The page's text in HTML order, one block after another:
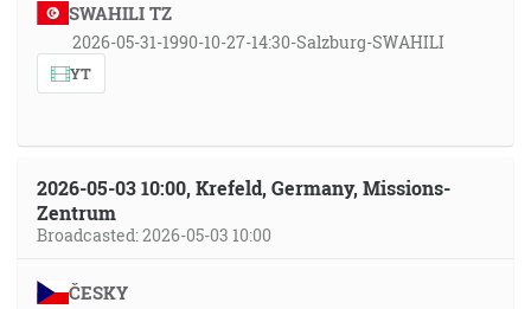
SWAHILI TZ
2026-05-31-1990-10-27-14:30-Salzburg-SWAHILI
YT
2026-05-03 10:00, Krefeld, Germany, Missions-
Zentrum
Broadcasted: 2026-05-03 10:00
ČESKY